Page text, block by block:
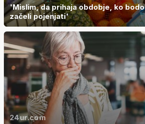
'Mislim, da prihaja obdobje, ko
začeli pojenjati'
24ur.com